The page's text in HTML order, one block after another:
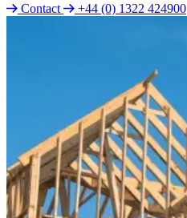
Contact
+44 (0) 1322 424900